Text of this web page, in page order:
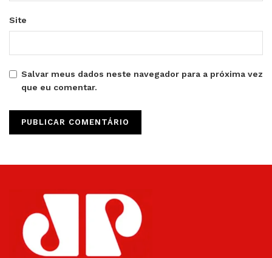
Site
Salvar meus dados neste navegador para a próxima vez
que eu comentar.